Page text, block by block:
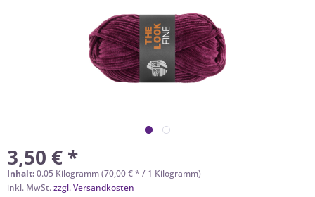
3,50 € *
Inhalt:0.05 Kilogramm (70,00 € * / 1 Kilogramm)
inkl. MwSt.zzgl. Versandkosten